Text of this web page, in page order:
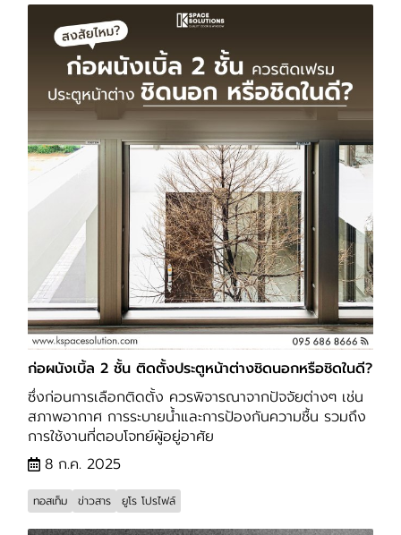
ก่อผนังเบิ้ล 2 ชั้น ติดตั้งประตูหน้าต่างชิดนอกหรือชิดในดี?
ซึ่งก่อนการเลือกติดตั้ง ควรพิจารณาจากปัจจัยต่างๆ เช่น
สภาพอากาศ การระบายน้ำและการป้องกันความชื้น รวมถึง
การใช้งานที่ตอบโจทย์ผู้อยู่อาศัย
8 ก.ค. 2025
ทอสเท็ม ข่าวสาร ยูโร โปรไฟล์